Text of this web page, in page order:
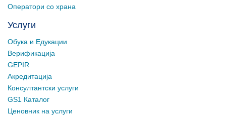
Оператори со храна
Услуги
Обука и Едукации
Верификација
GEPIR
Акредитација
Консултантски услуги
GS1 Каталог
Ценовник на услуги